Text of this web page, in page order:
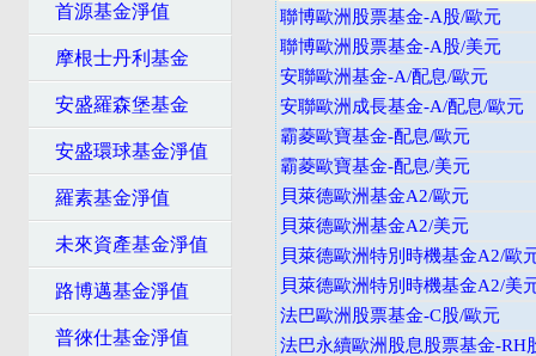
首源基金淨值
摩根士丹利基金
安盛羅森堡基金
安盛環球基金淨值
羅素基金淨值
未來資產基金淨值
路博邁基金淨值
普徠仕基金淨值
聯博歐洲股票基金-A股/歐元
聯博歐洲股票基金-A股/美元
安聯歐洲基金-A/配息/歐元
安聯歐洲成長基金-A/配息/歐元
霸菱歐寶基金-配息/歐元
霸菱歐寶基金-配息/美元
貝萊德歐洲基金A2/歐元
貝萊德歐洲基金A2/美元
貝萊德歐洲特別時機基金A2/歐
貝萊德歐洲特別時機基金A2/美
法巴歐洲股票基金-C股/歐元
法巴永續歐洲股息股票基金-RH